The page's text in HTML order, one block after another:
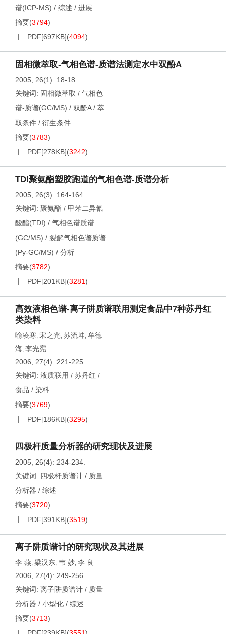
谱(ICP-MS) / 综述 / 进展
摘要(3794)
PDF[697KB](4094)
固相微萃取-气相色谱-质谱法测定水中双酚A
2005, 26(1): 18-18.
关键词: 固相微萃取 / 气相色
谱-质谱(GC/MS) / 双酚A/ 萃
取条件 / 衍生条件
摘要(3783)
PDF[278KB](3242)
TDI聚氨酯塑胶跑道的气相色谱-质谱分析
2005, 26(3): 164-164.
关键词: 聚氨酯 / 甲苯二异氰
酸酯(TDI) / 气相色谱质谱
(GC/MS) / 裂解气相色谱质谱
(Py-GC/MS) / 分析
摘要(3782)
PDF[201KB](3281)
高效液相色谱-离子阱质谱联用测定食品中7种苏丹红
类染料
喻凌寒, 宋之光, 苏流坤, 牟德
海, 李光宪
2006, 27(4): 221-225.
关键词: 液质联用 / 苏丹红 /
食品 / 染料
摘要(3769)
PDF[186KB](3295)
四极杆质量分析器的研究现状及进展
2005, 26(4): 234-234.
关键词: 四极杆质谱计 / 质量
分析器 / 综述
摘要(3720)
PDF[391KB](3519)
离子阱质谱计的研究现状及其进展
李 燕, 梁汉东, 韦 妙, 李 良
2006, 27(4): 249-256.
关键词: 离子阱质谱计 / 质量
分析器 / 小型化 / 综述
摘要(3713)